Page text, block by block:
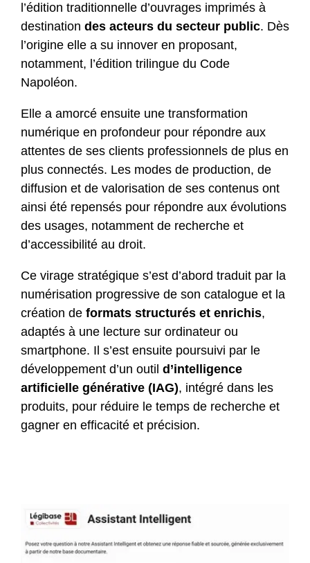
l’édition traditionnelle d’ouvrages imprimés à
destination des acteurs du secteur public. Dès
l’origine elle a su innover en proposant,
notamment, l’édition trilingue du Code
Napoléon.
Elle a amorcé ensuite une transformation
numérique en profondeur pour répondre aux
attentes de ses clients professionnels de plus en
plus connectés. Les modes de production, de
diffusion et de valorisation de ses contenus ont
ainsi été repensés pour répondre aux évolutions
des usages, notamment de recherche et
d’accessibilité au droit.
Ce virage stratégique s’est d’abord traduit par la
numérisation progressive de son catalogue et la
création de formats structurés et enrichis,
adaptés à une lecture sur ordinateur ou
smartphone. Il s’est ensuite poursuivi par le
développement d’un outil d’intelligence
artificielle générative (IAG), intégré dans les
produits, pour réduire le temps de recherche et
gagner en efficacité et précision.